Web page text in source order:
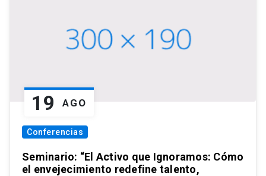
19 AGO
Conferencias
Seminario: “El Activo que Ignoramos: Cómo
el envejecimiento redefine talento,